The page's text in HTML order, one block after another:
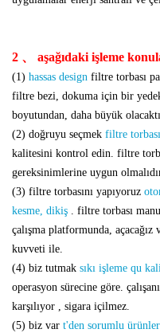
2 、 aşağıdaki işleme
(1) hassas design filtre torbası
filtre bezi, dokuma için bir
boyutundan, daha büyük
(2) doğruyu seçmek filtre
kalitesini kontrol edin. filtre
gereksinimlerine uygun
(3) filtre torbasını yapıyoruz
kesme, dikiş . filtre torbası
çalışma platformunda,
kuvveti ile.
(4) biz tutmak sıkı işleme qu
operasyon sürecine göre.
karşılıyor , sigara içilmez.
(5) biz var t'den sorumlu